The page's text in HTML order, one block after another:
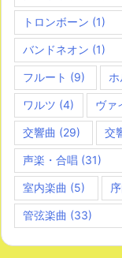
トロンボーン (1)
バンドネオン (1)
フルート (9) ホ
ワルツ (4) ヴァ
交響曲 (29) 交
声楽・合唱 (31)
室内楽曲 (5)
管弦楽曲 (33)